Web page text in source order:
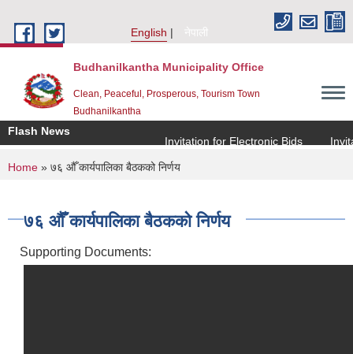
English
नेपाली
Budhanilkantha Municipality Office
Clean, Peaceful, Prosperous, Tourism Town
Budhanilkantha
Flash News
Invitation for Electronic Bids
You are here
Home » ७६ औँ कार्यपालिका बैठकको निर्णय
७६ औँ कार्यपालिका बैठकको निर्णय
Supporting Documents: